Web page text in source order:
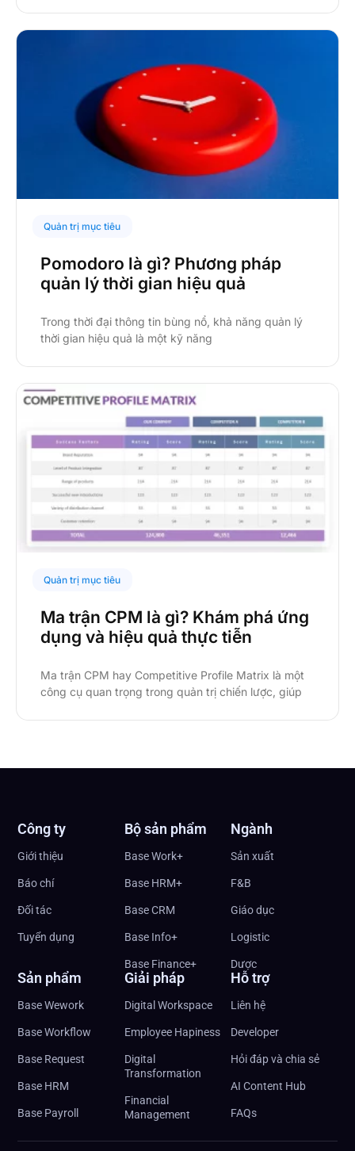
Quản trị mục tiêu
Pomodoro là gì? Phương pháp
quản lý thời gian hiệu quả
Trong thời đại thông tin bùng nổ, khả năng quản lý
thời gian hiệu quả là một kỹ năng
Quản trị mục tiêu
Ma trận CPM là gì? Khám phá ứng
dụng và hiệu quả thực tiễn
Ma trận CPM hay Competitive Profile Matrix là một
công cụ quan trọng trong quản trị chiến lược, giúp
Công ty
Giới thiệu
Báo chí
Đối tác
Tuyển dụng
Bộ sản phẩm
Base Work+
Base HRM+
Base CRM
Base Info+
Base Finance+
Ngành
Sản xuất
F&B
Giáo dục
Logistic
Dược
Sản phẩm
Base Wework
Base Workflow
Base Request
Base HRM
Base Payroll
Giải pháp
Digital Workspace
Employee Hapiness
Digital
Transformation
Financial
Management
Hỗ trợ
Liên hệ
Developer
Hỏi đáp và chia sẻ
AI Content Hub
FAQs